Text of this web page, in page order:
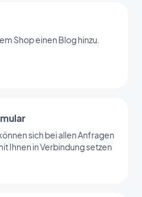
Shop einen Blog hinzu.
sich bei allen Anfragen
Ihnen in Verbindung setzen